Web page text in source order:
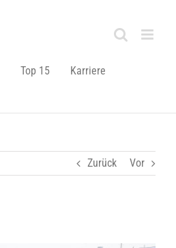
Top 15
Karriere
Zurück Vor